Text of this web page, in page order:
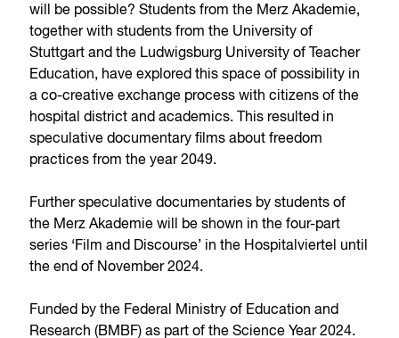
will be possible? Students from the Merz Akademie,
together with students from the University of
Stuttgart and the Ludwigsburg University of Teacher
Education, have explored this space of possibility in
a co-creative exchange process with citizens of the
hospital district and academics. This resulted in
speculative documentary films about freedom
practices from the year 2049.
Further speculative documentaries by students of
the Merz Akademie will be shown in the four-part
series ‘Film and Discourse’ in the Hospitalviertel until
the end of November 2024.
Funded by the Federal Ministry of Education and
Research (BMBF) as part of the Science Year 2024.